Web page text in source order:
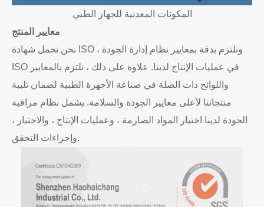
المكونات المعدنية للجهاز الطبي
معايير المنتج
نحن نحمل شهادة ISO ، ونلتزم بدقة بمعايير نظام إدارة الجودة
ISO في عمليات الإنتاج لدينا. علاوة على ذلك ، نلتزم بالمعايير
واللوائح ذات الصلة في صناعة الأجهزة الطبية لضمان تلبية
منتجاتنا لأعلى معايير الجودة والسلامة. يشمل نظام مراقبة
الجودة لدينا اختيار المواد الصارمة ، وعمليات الإنتاج ، والاختبار ،
وإجراءات التحقق.